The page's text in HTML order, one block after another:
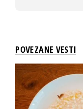
POVEZANE VESTI